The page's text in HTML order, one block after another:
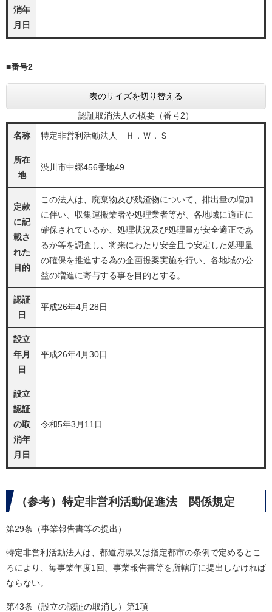
消年
月日
■番号2
表のサイズを切り替える
認証取消法人の概要（番号2）
名称 特定非営利活動法人 Ｈ．Ｗ．Ｓ
所在
地
渋川市中郷456番地49
定款
に記
載さ
れた
目的
この法人は、廃棄物及び残渣物について、排出量の増加
に伴い、収集運搬業者や処理業者等が、各地域に適正に
確保されているか、処理状況及び処理量が安全適正であ
るか等を調査し、将来にわたり安全且つ安定した処理量
の確保を推進する為の企画提案実施を行い、各地域の公
益の増進に寄与する事を目的とする。
認証
日
平成26年4月28日
設立
年月
日
平成26年4月30日
設立
認証
の取
消年
月日
令和5年3月11日
（参考）特定非営利活動促進法 関係規定
第29条（事業報告書等の提出）
特定非営利活動法人は、都道府県又は指定都市の条例で定めるとこ
ろにより、毎事業年度1回、事業報告書等を所轄庁に提出しなければ
ならない。
第43条（設立の認証の取消し）第1項